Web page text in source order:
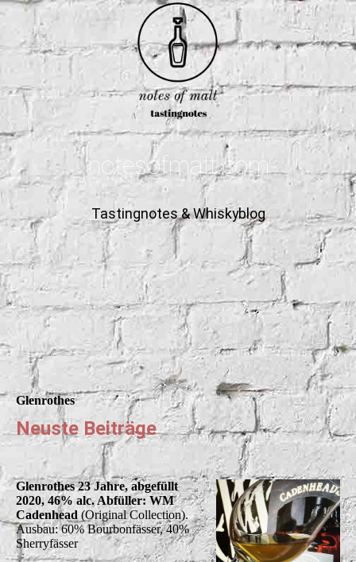
notesofmalt.com
Tastingnotes & Whiskyblog
Glenrothes
Neuste Beiträge
Glenrothes 23 Jahre, abgefüllt
2020, 46% alc. Abfüller: WM
Cadenhead (Original Collection).
Ausbau: 60% Bourbonfässer, 40%
Sherryfässer